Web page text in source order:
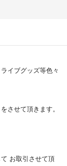
イブグッズ等色々
させて頂きます。
お取引させて頂